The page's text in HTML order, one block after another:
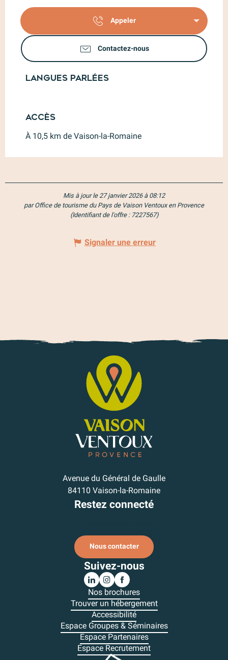
Appeler
Contactez-nous
Langues parlées
Langues parlées
Accès
Accès
À 10,5 km de Vaison-la-Romaine
Mis à jour le 27 janvier 2026 à 08:12
par Office de tourisme du Pays de Vaison Ventoux en Provence
(Identifiant de l'offre : 7227567)
Signaler une erreur
Avenue du Général de Gaulle
84110 Vaison-la-Romaine
Restez connecté
Nous contacter
Suivez-nous
Nos brochures
Trouver un hébergement
Accessibilité
Espace Groupes & Séminaires
Espace Partenaires
Espace Recrutement